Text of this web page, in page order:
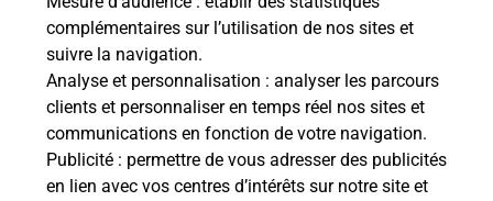
complémentaires sur l’utilisation de nos sites et
suivre la navigation.
Analyse et personnalisation : analyser les parcours
clients et personnaliser en temps réel nos sites et
communications en fonction de votre navigation.
Publicité : permettre de vous adresser des publicités
en lien avec vos centres d’intérêts sur notre site et
Est-ce que je peux bénéficier de la 5G
avec La Poste Mobile ?
Est-ce que je peux utiliser mon forfait
à l’étranger avec La Poste Mobile ?